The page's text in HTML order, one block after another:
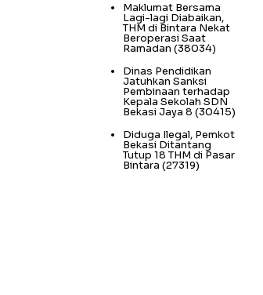
Maklumat Bersama
Lagi-lagi Diabaikan,
THM di Bintara Nekat
Beroperasi Saat
Ramadan (38034)
Dinas Pendidikan
Jatuhkan Sanksi
Pembinaan terhadap
Kepala Sekolah SDN
Bekasi Jaya 8 (30415)
Diduga Ilegal, Pemkot
Bekasi Ditantang
Tutup 18 THM di Pasar
Bintara (27319)